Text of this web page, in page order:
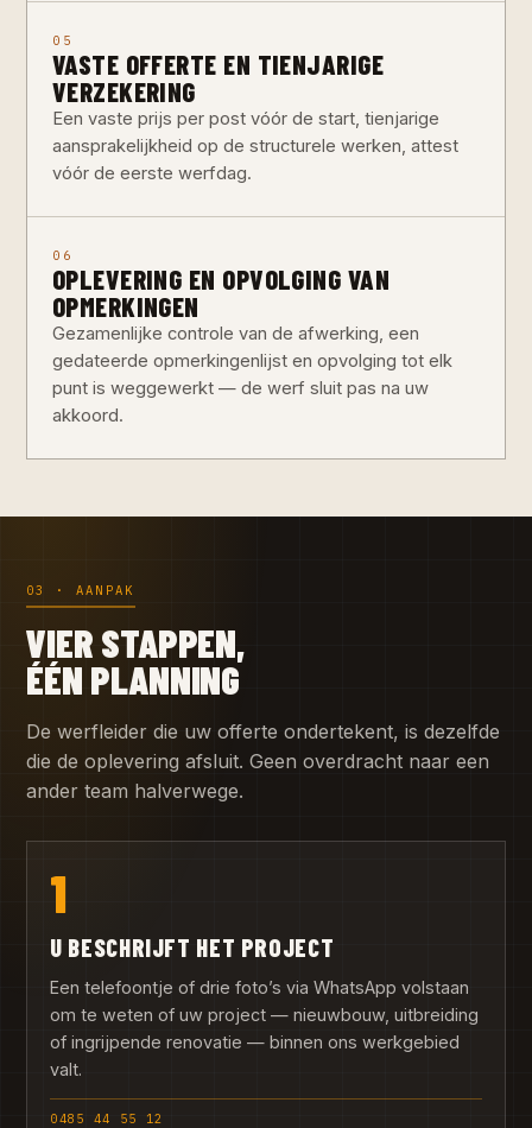
05
VASTE OFFERTE EN TIENJARIGE
VERZEKERING
Een vaste prijs per post vóór de start, tienjarige
aansprakelijkheid op de structurele werken, attest
vóór de eerste werfdag.
06
OPLEVERING EN OPVOLGING VAN
OPMERKINGEN
Gezamenlijke controle van de afwerking, een
gedateerde opmerkingenlijst en opvolging tot elk
punt is weggewerkt — de werf sluit pas na uw
akkoord.
03 · AANPAK
VIER STAPPEN,
ÉÉN PLANNING
De werfleider die uw offerte ondertekent, is dezelfde
die de oplevering afsluit. Geen overdracht naar een
ander team halverwege.
1
U BESCHRIJFT HET PROJECT
Een telefoontje of drie foto’s via WhatsApp volstaan
om te weten of uw project — nieuwbouw, uitbreiding
of ingrijpende renovatie — binnen ons werkgebied
valt.
0485 44 55 12